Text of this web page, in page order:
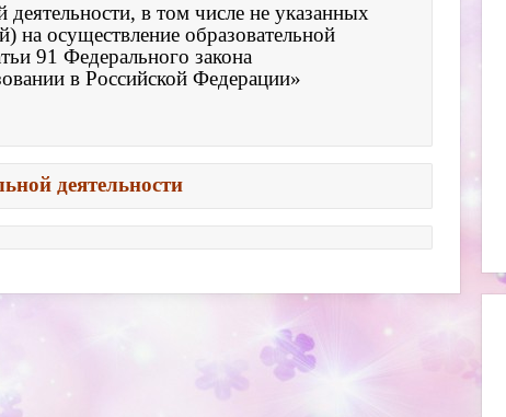
в том числе не указанных
на осуществление образовательной
91 Федерального закона
в Российской Федерации»
деятельности